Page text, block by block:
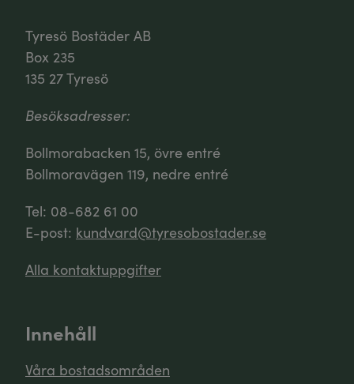
Tyresö Bostäder AB
Box 235
135 27 Tyresö
Besöksadresser:
Bollmorabacken 15, övre entré
Bollmoravägen 119, nedre entré
Tel: 08-682 61 00
E-post: kundvard@tyresobostader.se
Alla kontaktuppgifter
Innehåll
Våra bostadsområden